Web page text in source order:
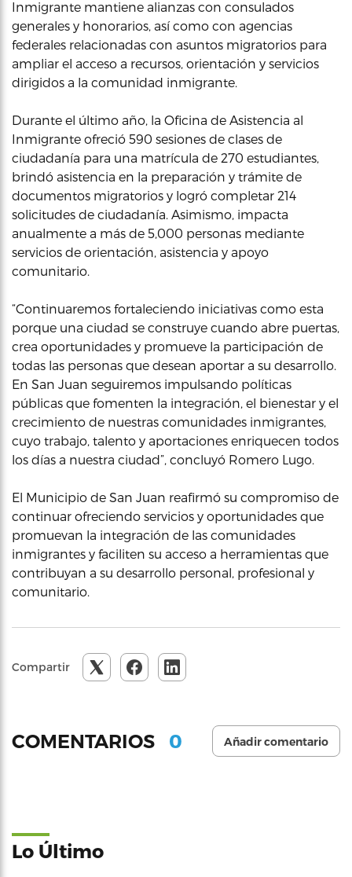
Inmigrante mantiene alianzas con consulados
generales y honorarios, así como con agencias
federales relacionadas con asuntos migratorios para
ampliar el acceso a recursos, orientación y servicios
dirigidos a la comunidad inmigrante.
Durante el último año, la Oficina de Asistencia al
Inmigrante ofreció 590 sesiones de clases de
ciudadanía para una matrícula de 270 estudiantes,
brindó asistencia en la preparación y trámite de
documentos migratorios y logró completar 214
solicitudes de ciudadanía. Asimismo, impacta
anualmente a más de 5,000 personas mediante
servicios de orientación, asistencia y apoyo
comunitario.
“Continuaremos fortaleciendo iniciativas como esta
porque una ciudad se construye cuando abre puertas,
crea oportunidades y promueve la participación de
todas las personas que desean aportar a su desarrollo.
En San Juan seguiremos impulsando políticas
públicas que fomenten la integración, el bienestar y el
crecimiento de nuestras comunidades inmigrantes,
cuyo trabajo, talento y aportaciones enriquecen todos
los días a nuestra ciudad”, concluyó Romero Lugo.
El Municipio de San Juan reafirmó su compromiso de
continuar ofreciendo servicios y oportunidades que
promuevan la integración de las comunidades
inmigrantes y faciliten su acceso a herramientas que
contribuyan a su desarrollo personal, profesional y
comunitario.
Compartir
COMENTARIOS 0 Añadir comentario
Lo Último